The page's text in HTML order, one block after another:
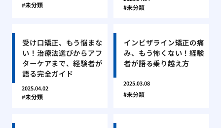
未分類 未分類
受け口矯正、もう悩まな
い！治療法選びからアフ
ターケアまで、経験者が
語る完全ガイド
2025.04.02
未分類
インビザライン矯正の痛
み、もう怖くない！経験
者が語る乗り越え方
2025.03.08
未分類